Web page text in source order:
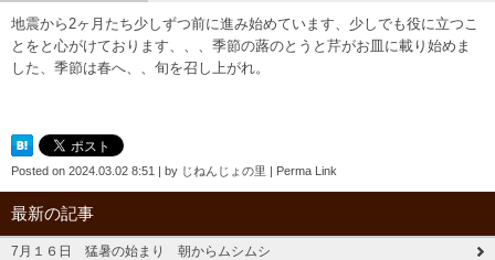
地震から2ヶ月たち少しずつ前に進み始めています、少しでも役に立つこ
とをと心がけております、、、季節の蕗のとうと芹がお皿に載り始めま
した、季節は春へ、、旬を召し上がれ。
Posted on 2024.03.02 8:51 | by じねんじょの里 | Perma Link
最新の記事
7月１６日 猛暑の始まり 朝からムシムシ